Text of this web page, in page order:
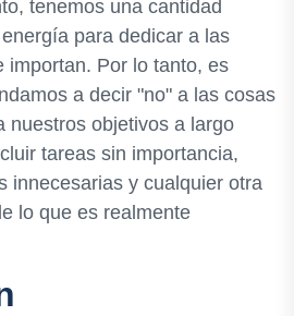
tenemos una cantidad
para dedicar a las
importan. Por lo tanto, es
a decir "no" a las cosas
nuestros objetivos a largo
tareas sin importancia,
innecesarias y cualquier otra
lo que es realmente